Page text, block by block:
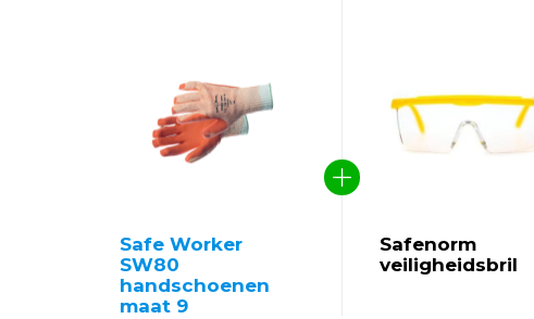
Safe Worker
SW80
handschoenen
maat 9
Safenorm
veiligheidsbril